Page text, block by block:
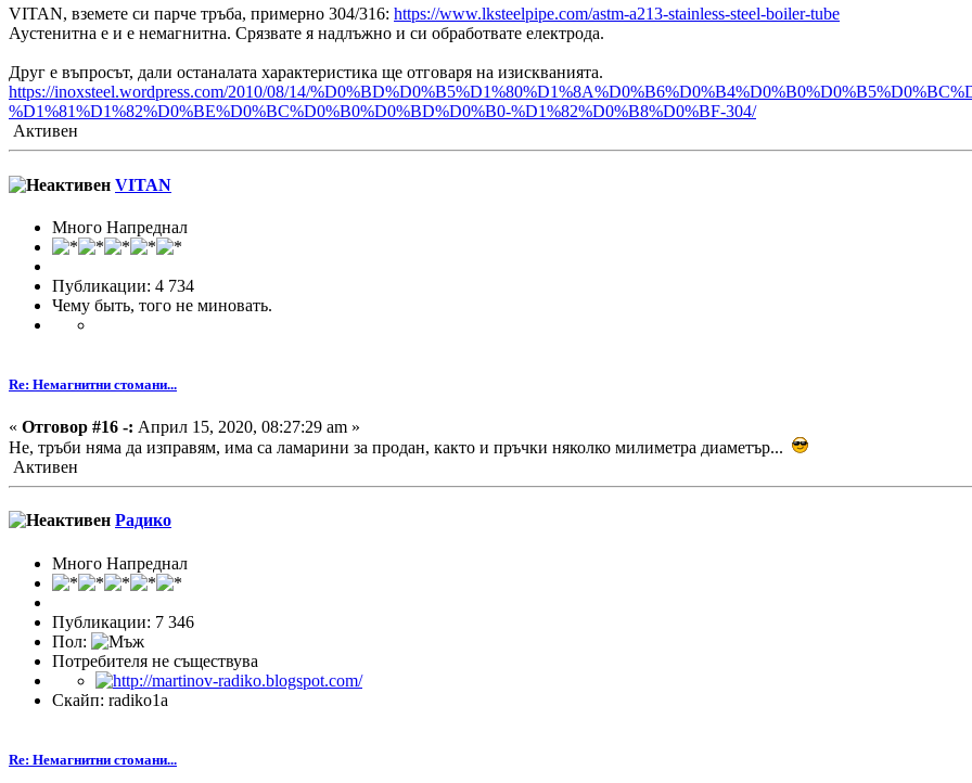
VITAN, вземете си парче тръба, примерно 304/316: https://www.lksteelpipe.com/astm-a213-stainless-steel-boiler-tube
Аустенитна е и е немагнитна. Срязвате я надлъжно и си обработвате електрода.
Друг е въпросът, дали останалата характеристика ще отговаря на изискванията.
https://inoxsteel.wordpress.com/2010/08/14/
%D1%81%D1%82%D0%BE%D0%BC%D0%B0%D0%BD%D0%B0-%D1%82%D0%B8%D0%BF-304/
Активен
VITAN
Много Напреднал
Публикации: 4 734
Чему быть, того не миновать.
Re: Немагнитни стомани...
« Отговор #16 -: Април 15, 2020, 08:27:29 am »
Не, тръби няма да изправям, има са ламарини за продан, както и пръчки няколко милиметра диаметър...
Активен
Радико
Много Напреднал
Публикации: 7 346
Пол:
Потребителя не съществува
Скайп: radiko1a
Re: Немагнитни стомани...